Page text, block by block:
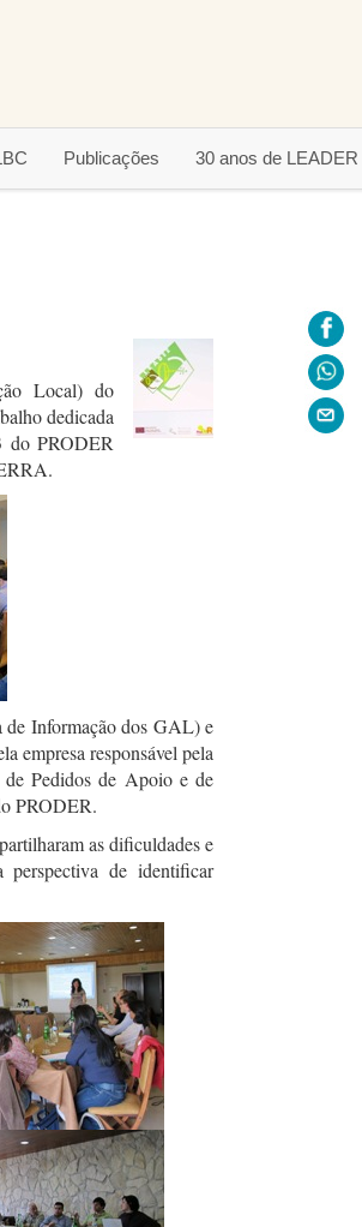
Publicações 30 anos de LEADER
Local) do
dedicada
do PRODER
de Informação dos GAL) e
empresa responsável pela
de Pedidos de Apoio e de
PRODER.
as dificuldades e
perspectiva de identificar